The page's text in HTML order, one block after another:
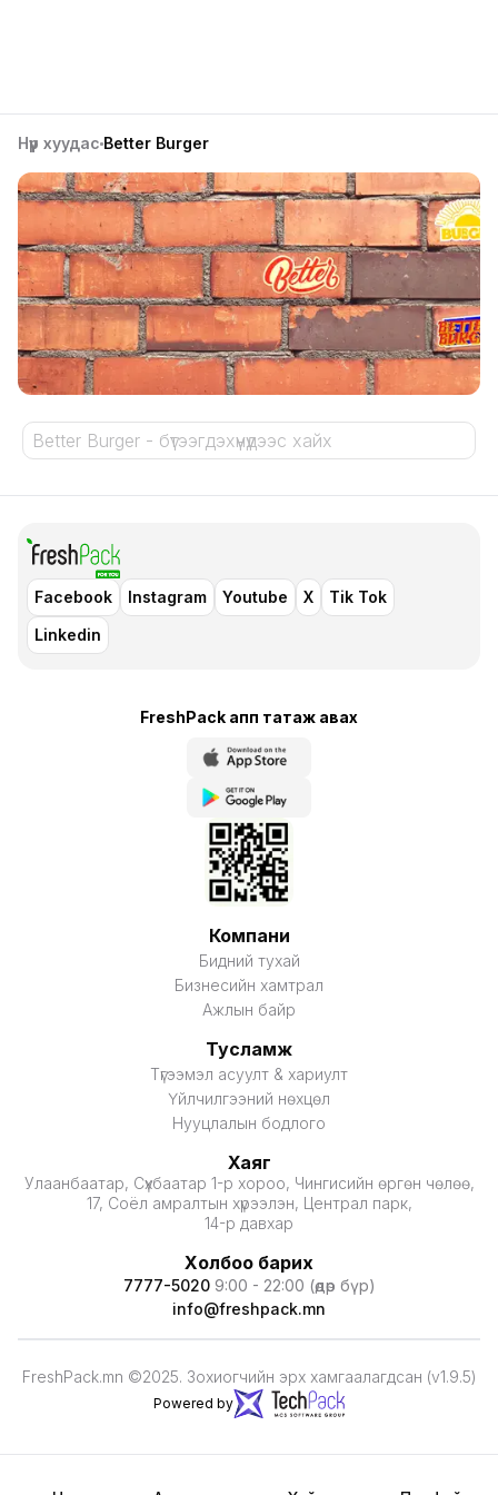
Нүүр хуудас Better Burger
Facebook Instagram Youtube X
Tik Tok
Linkedin
FreshPack апп татаж авaх
Компани
Бидний тухай
Бизнесийн хамтрал
Ажлын байр
Тусламж
Түгээмэл асуулт & хариулт
Үйлчилгээний нөхцөл
Нууцлалын бодлого
Хаяг
Улаанбаатар, Сүхбаатар 1-р хороо, Чингисийн өргөн чөлөө,
17, Соёл амралтын хүрээлэн, Централ парк,
14-р давхар
Холбоо барих
7777-5020 9:00 - 22:00 (өдөр бүр)
info@freshpack.mn
FreshPack.mn ©2025. Зохиогчийн эрх хамгаалагдсан (v1.9.5)
Powered by